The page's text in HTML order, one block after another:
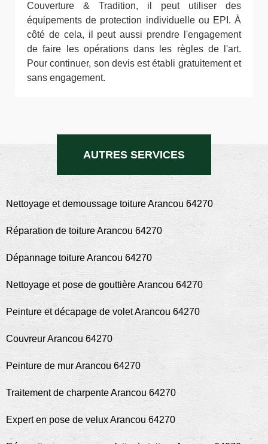
Couverture & Tradition, il peut utiliser des
équipements de protection individuelle ou EPI. À
côté de cela, il peut aussi prendre l'engagement
de faire les opérations dans les règles de l'art.
Pour continuer, son devis est établi gratuitement et
sans engagement.
AUTRES SERVICES
Nettoyage et demoussage toiture Arancou 64270
Réparation de toiture Arancou 64270
Dépannage toiture Arancou 64270
Nettoyage et pose de gouttière Arancou 64270
Peinture et décapage de volet Arancou 64270
Couvreur Arancou 64270
Peinture de mur Arancou 64270
Traitement de charpente Arancou 64270
Expert en pose de velux Arancou 64270